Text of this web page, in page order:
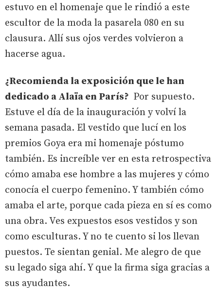
estuvo en el homenaje que le rindió a este
escultor de la moda la pasarela 080 en su
clausura. Allí sus ojos verdes volvieron a
hacerse agua.
¿Recomienda la exposición que le han
dedicado a Alaïa en París? Por supuesto.
Estuve el día de la inauguración y volví la
semana pasada. El vestido que lucí en los
premios Goya era mi homenaje póstumo
también. Es increíble ver en esta retrospectiva
cómo amaba ese hombre a las mujeres y cómo
conocía el cuerpo femenino. Y también cómo
amaba el arte, porque cada pieza en sí es como
una obra. Ves expuestos esos vestidos y son
como esculturas. Y no te cuento si los llevan
puestos. Te sientan genial. Me alegro de que
su legado siga ahí. Y que la firma siga gracias a
sus ayudantes.